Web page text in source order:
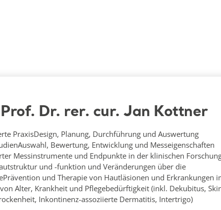
Dr. rer. cur. Jan Kottner
PraxisDesign, Planung, Durchführung und Auswertung
Bewertung, Entwicklung und Messeigenschaften
Messinstrumente und Endpunkte in der klinischen
und -funktion und Veränderungen über die
und Therapie von Hautläsionen und Erkrankungen
Alter, Krankheit und Pflegebedürftigkeit (inkl. Dekubitus,
Inkontinenz-assoziierte Dermatitis, Intertrigo)